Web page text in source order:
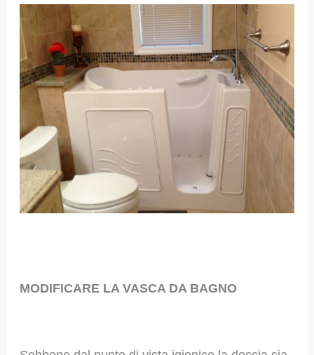
MODIFICARE LA VASCA DA BAGNO